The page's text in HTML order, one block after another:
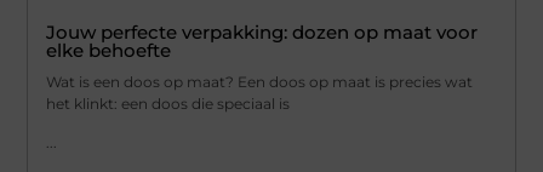
Jouw perfecte verpakking: dozen op maat voor
elke behoefte
Wat is een doos op maat? Een doos op maat is precies wat
het klinkt: een doos die speciaal is
...